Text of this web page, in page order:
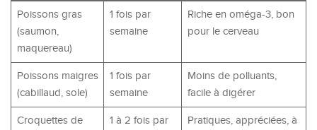
Poissons gras
(saumon,
maquereau)
1 fois par
semaine
Riche en oméga-3, bon
pour le cerveau
Poissons maigres
(cabillaud, sole)
1 fois par
semaine
Moins de polluants,
facile à digérer
Croquettes de
1 à 2 fois par
Pratiques, appréciées, à